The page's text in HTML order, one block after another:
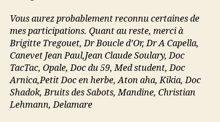
Vous aurez probablement reconnu certaines de
mes participations. Quant au reste, merci à
Brigitte Tregouet, Dr Boucle d’Or, Dr A Capella,
Canevet Jean Paul,Jean Claude Soulary, Doc
TacTac, Opale, Doc du 59, Med student, Doc
Arnica,Petit Doc en herbe, Aton aha, Kikia, Doc
Shadok, Bruits des Sabots, Mandine, Christian
Lehmann, Delamare